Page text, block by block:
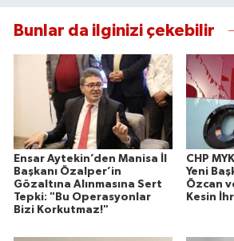
Bunlar da ilginizi çekebilir
Ensar Aytekin’den Manisa İl
Başkanı Özalper’in
Gözaltına Alınmasına Sert
Tepki: "Bu Operasyonlar
Bizi Korkutmaz!"
CHP
Yeni
Özcan
Kesin